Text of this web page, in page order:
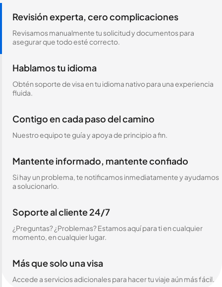
Revisión experta, cero complicaciones
Revisamos manualmente tu solicitud y documentos para
asegurar que todo esté correcto.
Hablamos tu idioma
Obtén soporte de visa en tu idioma nativo para una experiencia
fluida.
Contigo en cada paso del camino
Nuestro equipo te guía y apoya de principio a fin.
Mantente informado, mantente confiado
Si hay un problema, te notificamos inmediatamente y ayudamos
a solucionarlo.
Soporte al cliente 24/7
¿Preguntas? ¿Problemas? Estamos aquí para ti en cualquier
momento, en cualquier lugar.
Más que solo una visa
Accede a servicios adicionales para hacer tu viaje aún más fácil.